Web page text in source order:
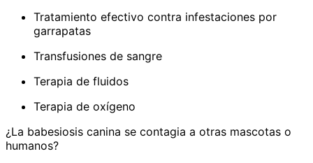
Tratamiento efectivo contra infestaciones por
garrapatas
Transfusiones de sangre
Terapia de fluidos
Terapia de oxígeno
¿La babesiosis canina se contagia a otras mascotas o
humanos?